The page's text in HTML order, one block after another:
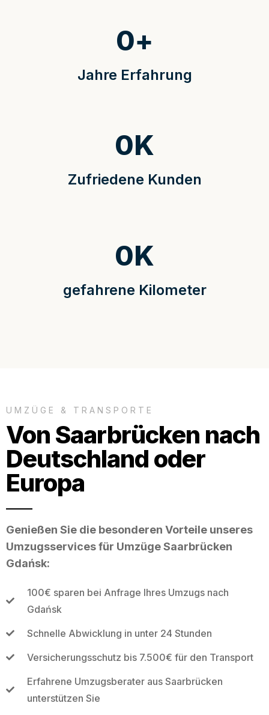
Jahre Erfahrung
0+
Zufriedene Kunden
0K
gefahrene Kilometer
0K
UMZÜGE & TRANSPORTE
Von Saarbrücken nach
Deutschland oder
Europa
Genießen Sie die besonderen Vorteile unseres
Umzugsservices für Umzüge Saarbrücken
Gdańsk:
100€ sparen bei Anfrage Ihres Umzugs nach
Gdańsk
Schnelle Abwicklung in unter 24 Stunden
Versicherungsschutz bis 7.500€ für den Transport
Erfahrene Umzugsberater aus Saarbrücken
unterstützen Sie